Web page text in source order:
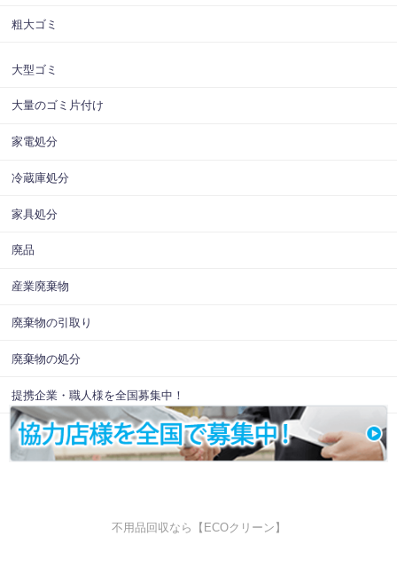
粗大ゴミ
大型ゴミ
大量のゴミ片付け
家電処分
冷蔵庫処分
家具処分
廃品
産業廃棄物
廃棄物の引取り
廃棄物の処分
提携企業・職人様を全国募集中！
不用品回収なら【ECOクリーン】